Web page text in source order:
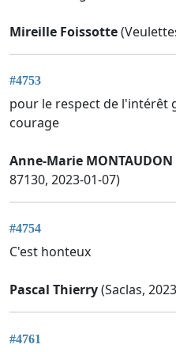
Mireille Foissotte
#4753
pour le respect de l'intérêt
courage
Anne-Marie MONTAUDON
87130, 2023-01-07)
#4754
C'est honteux
Pascal Thierry(Saclas,
#4761